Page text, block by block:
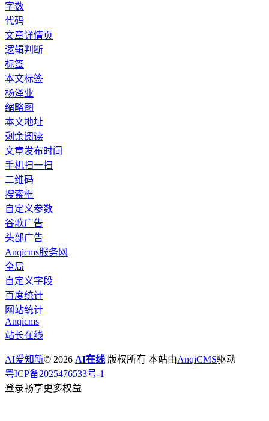
字数
代码
文章详情页
逻辑判断
标签
本文标签
杨泽业
缩略图
本文地址
剩余阅读
文章发布时间
手机扫一扫
二维码
搜索框
自定义参数
谷歌广告
头部广告
Anqicms服务网
全局
自定义字段
百度统计
网站统计
Anqicms
站长在线
AI爱知新© 2026 AI在线 版权所有 本站由AnqiCMS驱动
粤ICP备2025476533号-1
登录畅享更多权益